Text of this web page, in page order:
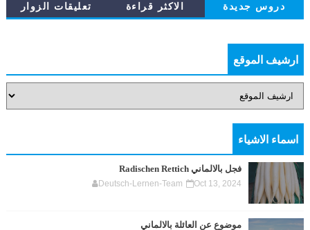
دروس جديدة الاكثر قراءة تعليقات الزوار
ارشيف الموقع
اسماء الاشياء
فجل بالالماني Radischen Rettich
Deutsch-Lernen-Team Oct 13, 2024
موضوع عن العائلة بالالماني